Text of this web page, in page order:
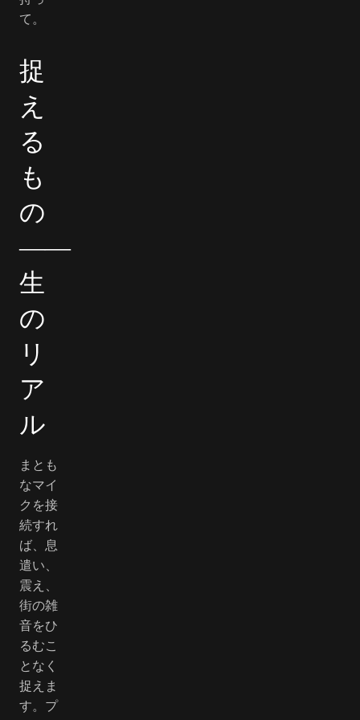
て。
捉
え
る
も
の
――
生
の
リ
ア
ル
まとも
なマイ
クを接
続すれ
ば、息
遣い、
震え、
街の雑
音をひ
るむこ
となく
捉えま
す。プ